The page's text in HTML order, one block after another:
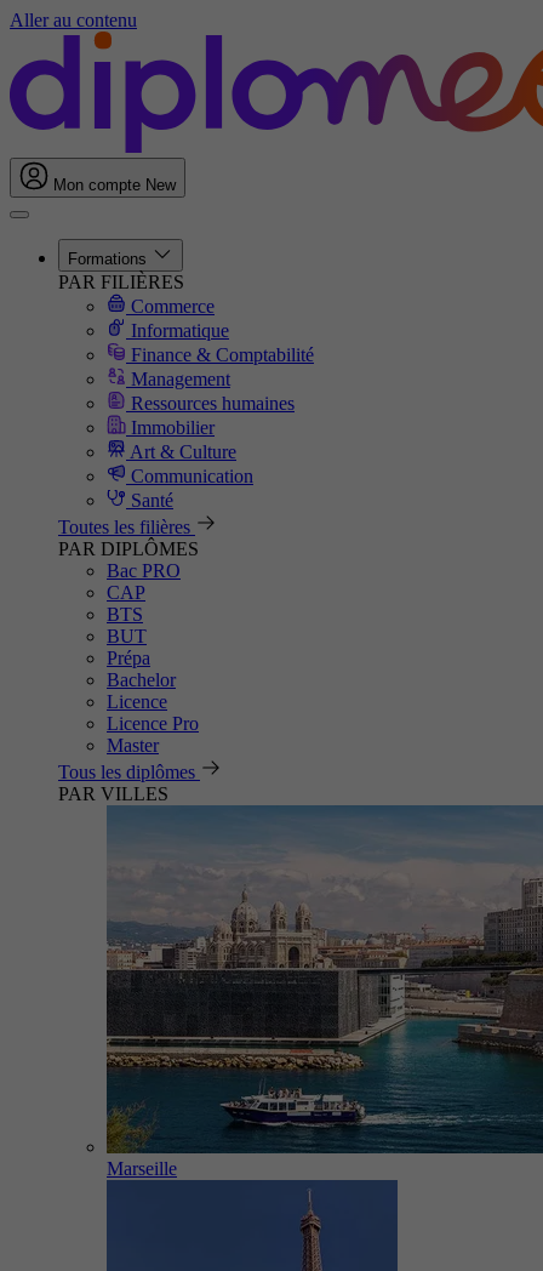
Aller au contenu
Mon compte New
Formations
PAR FILIÈRES
Commerce
Informatique
Finance & Comptabilité
Management
Ressources humaines
Immobilier
Art & Culture
Communication
Santé
Toutes les filières
PAR DIPLÔMES
Bac PRO
CAP
BTS
BUT
Prépa
Bachelor
Licence
Licence Pro
Master
Tous les diplômes
PAR VILLES
Marseille